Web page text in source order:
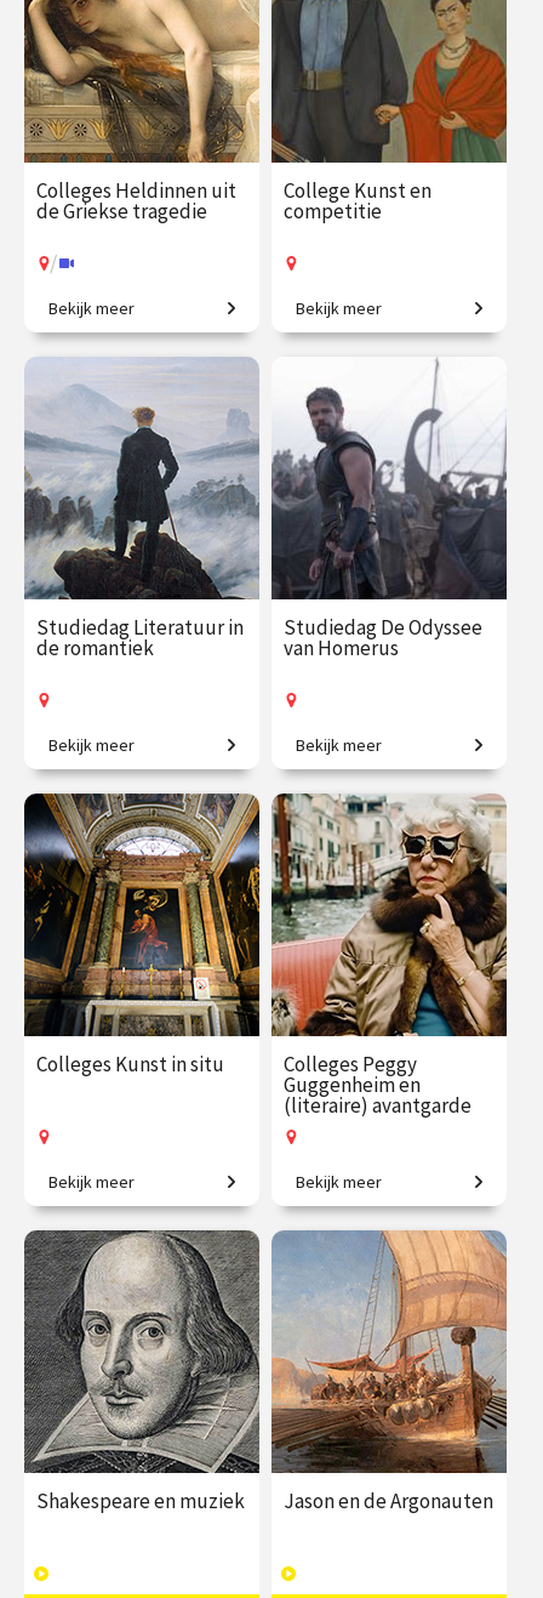
/ Op locatie of online
Colleges Heldinnen uit
de Griekse tragedie
/
Tussen het onvermijdelijke
lot en onmenselijke
€ 217.00
vanaf 28
sep.
/ Op locatie of online
Bekijk meer
College Kunst en
competitie
Vriendschap, strijd en
inspiratie.
€ 35.00
vanaf 13
okt.
Op locatie
Bekijk meer
Studiedag Literatuur in
de romantiek
Een ontsnapping aan de
werkelijkheid.
€ 65.00 / €
90.00
vanaf 21
mrt.
Op locatie
Bekijk meer
Studiedag De Odyssee
van Homerus
Verken de wereld van
Homerus' epische verhalen.
€ 65.00 / €
90.00
vanaf 5
okt.
Op locatie
Bekijk meer
Colleges Kunst in situ
Kunstwerken in hun
oorspronkelijke context.
€ 195.00
vanaf 28
okt.
Op locatie
Bekijk meer
Colleges Peggy
Guggenheim en
(literaire) avantgarde
Van erfgename tot
invloedrijke
kunstverzamelaar.
€ 145.00
vanaf 22
sep.
Op locatie
Bekijk meer
Shakespeare en muziek Jason en de Argonauten